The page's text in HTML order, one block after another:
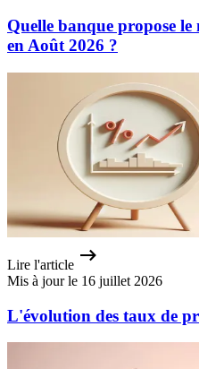
Quelle banque propose
en Août 2026 ?
Lire l'article
Mis à jour le 16 juillet 2026
L'évolution des taux de